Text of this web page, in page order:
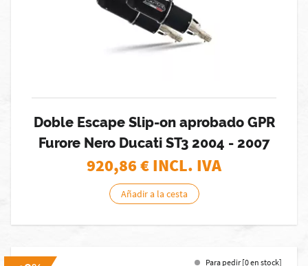
Doble Escape Slip-on aprobado GPR
Furore Nero Ducati ST3 2004 - 2007
920,86€ INCL. IVA
Añadir a la cesta
Para pedir [0 en stock]